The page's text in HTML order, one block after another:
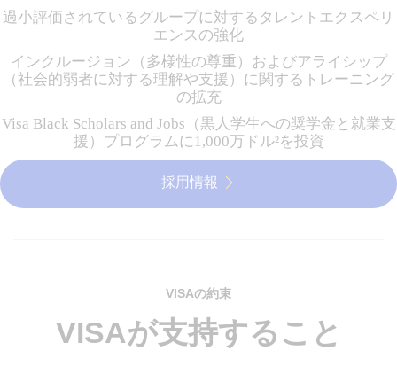
過小評価されているグループに対するタレントエクスペリ
エンスの強化
インクルージョン（多様性の尊重）およびアライシップ
（社会的弱者に対する理解や支援）に関するトレーニング
の拡充
Visa Black Scholars and Jobs（黒人学生への奨学金と就業支
援）プログラムに1,000万ドル²を投資
採用情報
VISAの約束
VISAが支持すること